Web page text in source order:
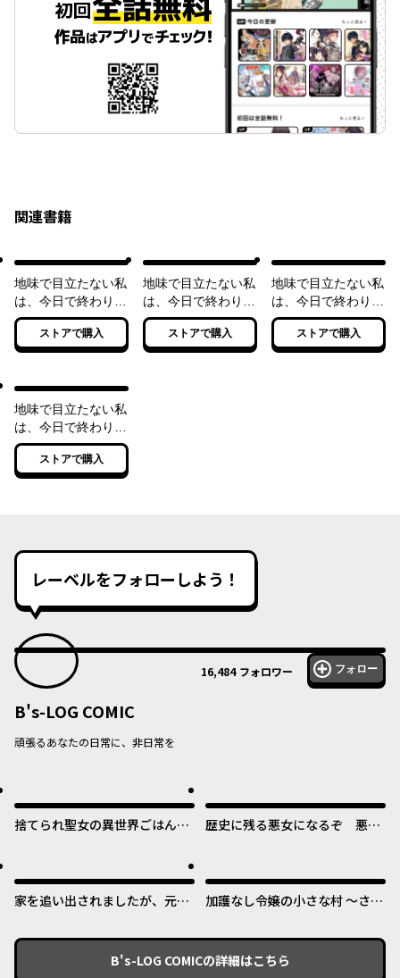
関連書籍
地味で目立たない私
は、今日で終わりに
します。 １ 下町
で宿屋の女将に大変
身！
ストアで購入
地味で目立たない私
は、今日で終わりに
します。 ２ 神出
鬼没の聖なるヒーラ
ーに大変身！
ストアで購入
地味で目立たない私
は、今日で終わりに
します。 ３ 聖獣
と一緒に大地を潤す
天使に大変身！
ストアで購入
地味で目立たない私
は、今日で終わりに
します。 ４ 悪に
堕ちた聖女を浄化す
る女神に大変身！
ストアで購入
レーベルをフォローしよう！
16,484 フォロワー フォロー
B's-LOG COMIC
頑張るあなたの日常に、非日常を
捨てられ聖女の異世界ごはん
歴史に残る悪女になるぞ 悪役
家を追い出されましたが、元気
法と前世知識で快適便利なセカ
加護なし令嬢の小さな村 ～さ
～
B's-LOG COMICの詳細はこちら